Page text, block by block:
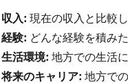
収入: 現在の収入と比較
経験: どんな経験を積み
生活環境: 地方での生活
将来のキャリア: 地方で